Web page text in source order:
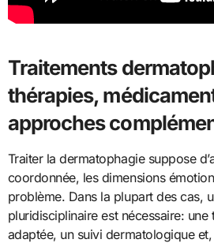
Traitements
thérapies,
approches
Traiter la dermatophagie suppose
coordonnée, les dimensions
problème. Dans la plupart des cas,
pluridisciplinaire est nécessaire:
adaptée, un suivi dermatologique